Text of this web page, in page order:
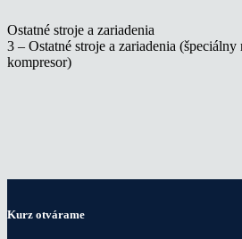
Ostatné stroje a zariadenia
3 – Ostatné stroje a zariadenia
kompresor)
Kurz otvárame